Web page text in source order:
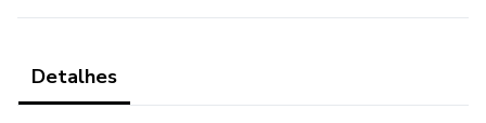
-Guia Poliglota completo com 14 capítulos que cobrem
trauma, imersão prática e planos de ação.
Detalhes